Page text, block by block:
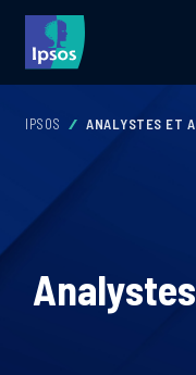
IPSOS ANALYSTES ET